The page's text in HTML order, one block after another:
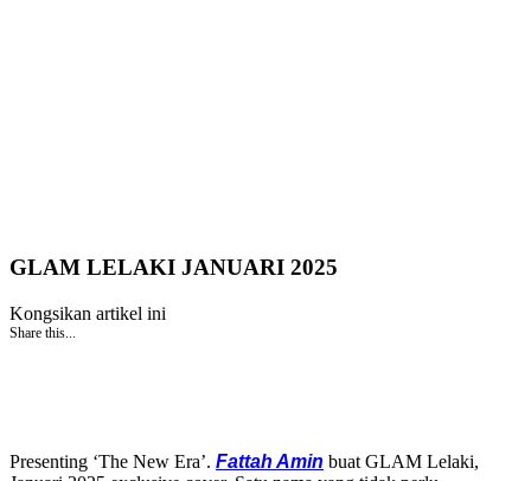
GLAM LELAKI JANUARI 2025
Kongsikan artikel ini
Share this...
Presenting ‘The New Era’. Fattah Amin buat GLAM Lelaki,